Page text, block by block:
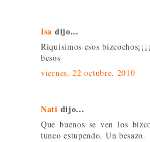
Isa dijo...
Riquisimos esos
besos
viernes, 22 octubre, 2010
Nati dijo...
Que buenos se ven los
tuneo estupendo. Un besazo.